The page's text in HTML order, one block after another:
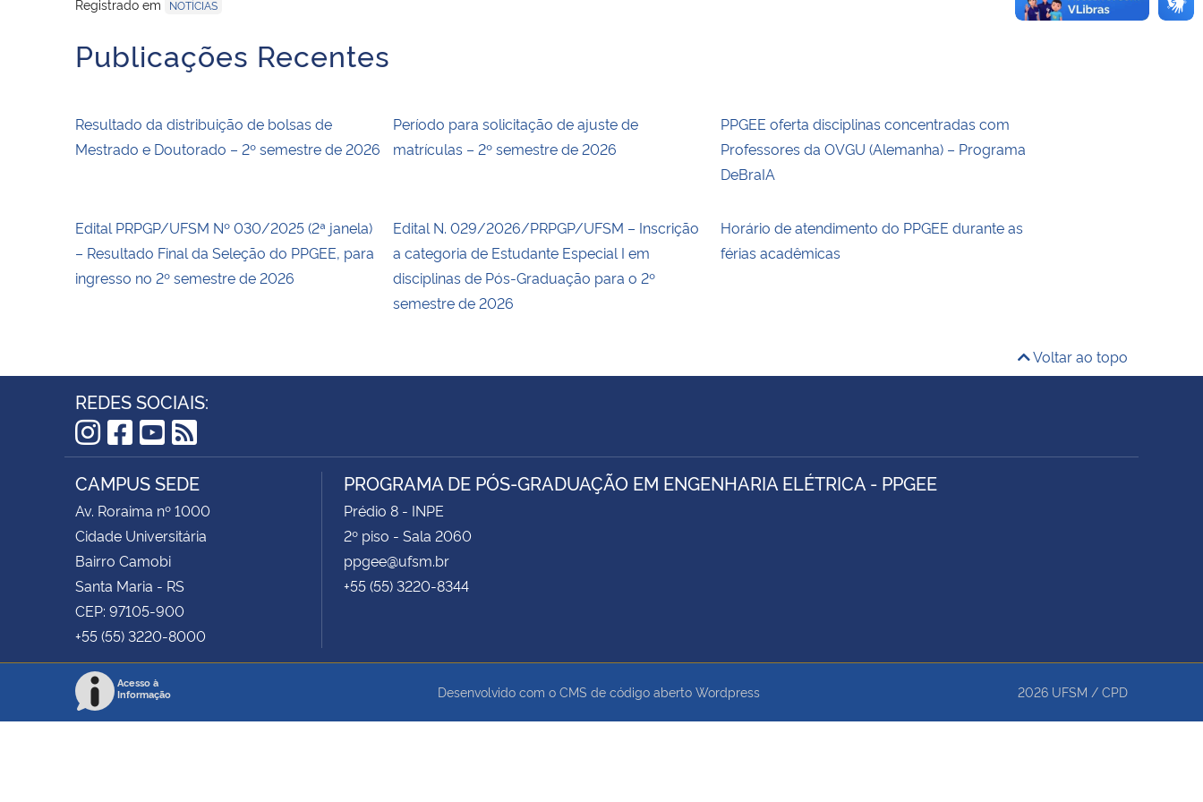
Registrado em NOTÍCIAS
Publicações Recentes
Resultado da distribuição de bolsas de
Mestrado e Doutorado – 2º semestre de 2026
Período para solicitação de ajuste de
matrículas – 2º semestre de 2026
PPGEE oferta disciplinas concentradas com
Professores da OVGU (Alemanha) – Programa
DeBraIA
Edital PRPGP/UFSM Nº 030/2025 (2ª janela)
– Resultado Final da Seleção do PPGEE, para
ingresso no 2º semestre de 2026
Edital N. 029/2026/PRPGP/UFSM – Inscrição
a categoria de Estudante Especial I em
disciplinas de Pós-Graduação para o 2º
semestre de 2026
Horário de atendimento do PPGEE durante as
férias acadêmicas
Voltar ao topo
REDES SOCIAIS:
Instagram
Facebook
YouTube
RSS
CAMPUS SEDE
Av. Roraima nº 1000
Cidade Universitária
Bairro Camobi
Santa Maria - RS
CEP: 97105-900
+55 (55) 3220-8000
PROGRAMA DE PÓS-GRADUAÇÃO EM ENGENHARIA ELÉTRICA - PPGEE
Prédio 8 - INPE
2º piso - Sala 2060
ppgee@ufsm.br
+55 (55) 3220-8344
Acesso à
Informação
Desenvolvido com o CMS de código aberto Wordpress 2026 UFSM / CPD